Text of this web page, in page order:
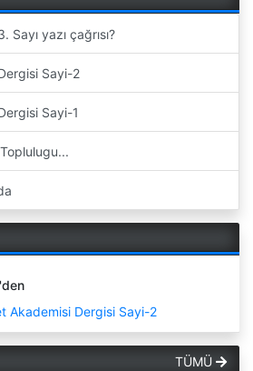
yazı çağrısı?
Sayi-2
Sayi-1
Akademisi Dergisi Sayi-2
TÜMÜ